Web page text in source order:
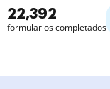
22,393
formularios completados